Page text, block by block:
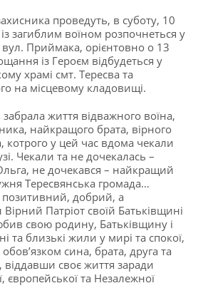
проведуть, в суботу, 10
загиблим воїном розпочнеться у
Приймака, орієнтовно о 13
із Героєм відбудеться у
храмі смт. Тересва та
на місцевому кладовищі.
життя відважного воїна,
найкращого брата, вірного
котрого у цей час вдома чекали
Чекали та не дочекалась –
не дочекався – найкращий
Тересвянська громада…
позитивний, добрий, а
Патріот своїй Батьківщині
свою родину, Батьківщину і
та близькі жили у мирі та спокої,
сина, брата, друга та
віддавши своє життя заради
європейської та Незалежної